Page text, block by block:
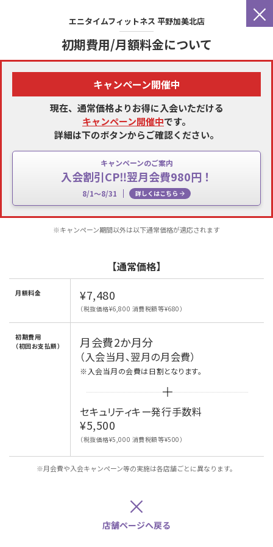
×
エニタイムフィットネス 平野加美北店
初期費用/月額料金について
キャンペーン開催中
現在、通常価格よりお得に入会いただける
キャンペーン開催中です。
詳細は下のボタンからご確認ください。
キャンペーンのご案内
入会割引CP‼翌月会費980円！
8/1～8/31 詳しくはこちら
※キャンペーン期間以外は以下通常価格が適応されます
【通常価格】
月額料金 ¥7,480
（税抜価格¥6,800 消費税額等¥680）
初期費用
（初回お支払額）
月会費2か月分
（入会当月、翌月の月会費）
※入会当月の会費は日割となります。
セキュリティキー発行手数料
¥5,500
（税抜価格¥5,000 消費税額等¥500）
※月会費や入会キャンペーン等の実施は各店舗ごとに異なります。
×
店舗ページへ戻る